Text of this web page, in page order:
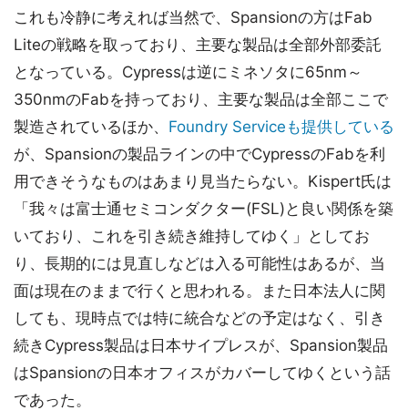
これも冷静に考えれば当然で、Spansionの方はFab
Liteの戦略を取っており、主要な製品は全部外部委託
となっている。Cypressは逆にミネソタに65nm～
350nmのFabを持っており、主要な製品は全部ここで
製造されているほか、 Foundry Serviceも提供している
が、Spansionの製品ラインの中でCypressのFabを利
用できそうなものはあまり見当たらない。Kispert氏は
「我々は富士通セミコンダクター(FSL)と良い関係を築
いており、これを引き続き維持してゆく」としてお
り、長期的には見直しなどは入る可能性はあるが、当
面は現在のままで行くと思われる。また日本法人に関
しても、現時点では特に統合などの予定はなく、引き
続きCypress製品は日本サイプレスが、Spansion製品
はSpansionの日本オフィスがカバーしてゆくという話
であった。